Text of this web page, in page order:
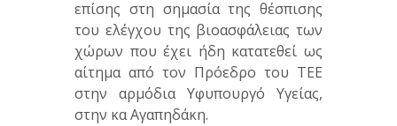
επίσης στη σημασία της θέσπισης
του ελέγχου της βιοασφάλειας των
χώρων που έχει ήδη κατατεθεί ως
αίτημα από τον Πρόεδρο του ΤΕΕ
στην αρμόδια Υφυπουργό Υγείας,
στην κα Αγαπηδάκη.